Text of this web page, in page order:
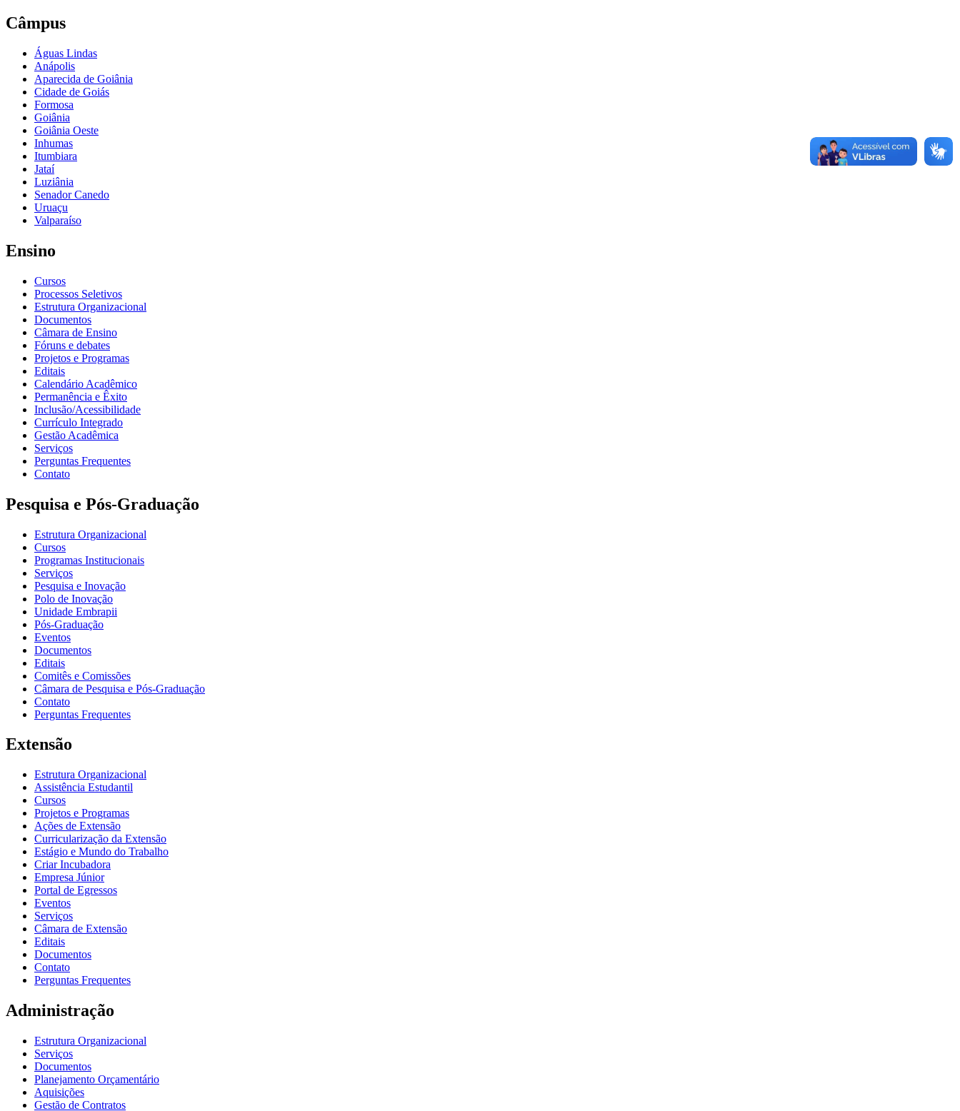
Câmpus
Águas Lindas
Anápolis
Aparecida de Goiânia
Cidade de Goiás
Formosa
Goiânia
Goiânia Oeste
Inhumas
Itumbiara
Jataí
Luziânia
Senador Canedo
Uruaçu
Valparaíso
Ensino
Cursos
Processos Seletivos
Estrutura Organizacional
Documentos
Câmara de Ensino
Fóruns e debates
Projetos e Programas
Editais
Calendário Acadêmico
Permanência e Êxito
Inclusão/Acessibilidade
Currículo Integrado
Gestão Acadêmica
Serviços
Perguntas Frequentes
Contato
Pesquisa e Pós-Graduação
Estrutura Organizacional
Cursos
Programas Institucionais
Serviços
Pesquisa e Inovação
Polo de Inovação
Unidade Embrapii
Pós-Graduação
Eventos
Documentos
Editais
Comitês e Comissões
Câmara de Pesquisa e Pós-Graduação
Contato
Perguntas Frequentes
Extensão
Estrutura Organizacional
Assistência Estudantil
Cursos
Projetos e Programas
Ações de Extensão
Curricularização da Extensão
Estágio e Mundo do Trabalho
Criar Incubadora
Empresa Júnior
Portal de Egressos
Eventos
Serviços
Câmara de Extensão
Editais
Documentos
Contato
Perguntas Frequentes
Administração
Estrutura Organizacional
Serviços
Documentos
Planejamento Orçamentário
Aquisições
Gestão de Contratos